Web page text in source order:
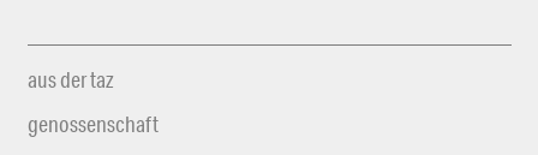
aus der taz
genossenschaft